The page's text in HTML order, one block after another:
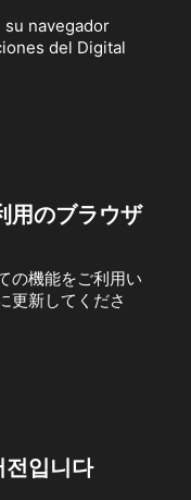
su navegador
del Digital
用のブラウザ
の機能をご利用い
更新してくださ
전입니다